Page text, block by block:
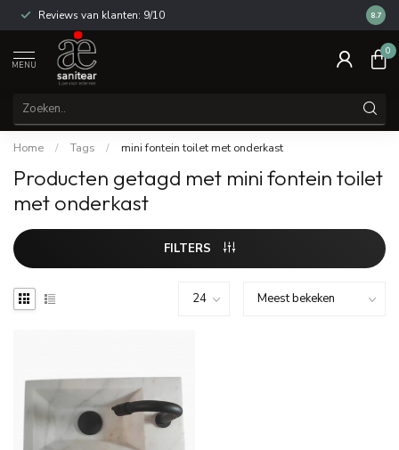
Reviews van klanten: 9/10 14
8.7
MENU
0
Home / Tags / mini fontein toilet met onderkast
Producten getagd met mini fontein toilet
met onderkast
FILTERS